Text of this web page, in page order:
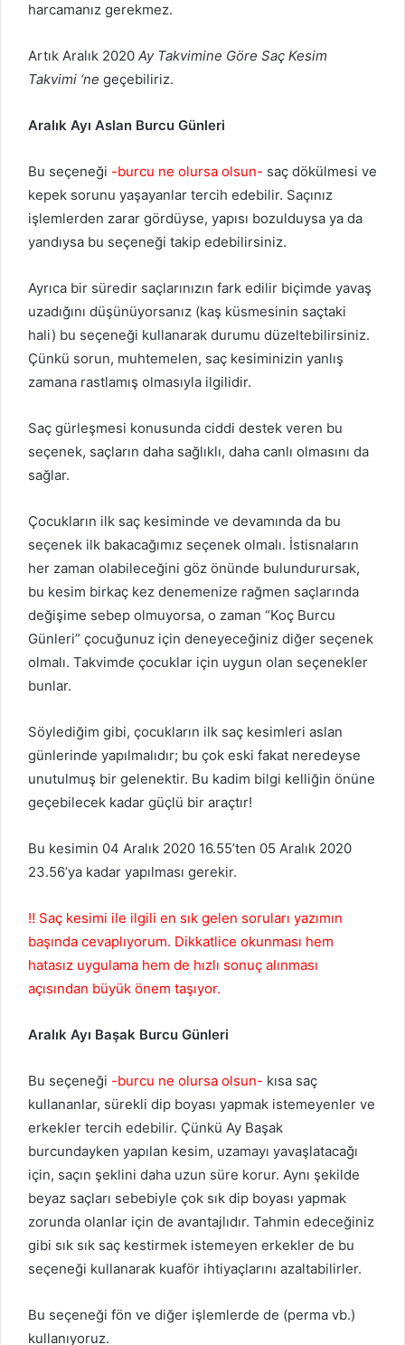
harcamanız gerekmez.
Artık Aralık 2020 Ay Takvimine Göre Saç Kesim
Takvimi ‘ne geçebiliriz.
Aralık Ayı Aslan Burcu Günleri
Bu seçeneği -burcu ne olursa olsun- saç dökülmesi ve
kepek sorunu yaşayanlar tercih edebilir. Saçınız
işlemlerden zarar gördüyse, yapısı bozulduysa ya da
yandıysa bu seçeneği takip edebilirsiniz.
Ayrıca bir süredir saçlarınızın fark edilir biçimde yavaş
uzadığını düşünüyorsanız (kaş küsmesinin saçtaki
hali) bu seçeneği kullanarak durumu düzeltebilirsiniz.
Çünkü sorun, muhtemelen, saç kesiminizin yanlış
zamana rastlamış olmasıyla ilgilidir.
Saç gürleşmesi konusunda ciddi destek veren bu
seçenek, saçların daha sağlıklı, daha canlı olmasını da
sağlar.
Çocukların ilk saç kesiminde ve devamında da bu
seçenek ilk bakacağımız seçenek olmalı. İstisnaların
her zaman olabileceğini göz önünde bulundurursak,
bu kesim birkaç kez denemenize rağmen saçlarında
değişime sebep olmuyorsa, o zaman “Koç Burcu
Günleri” çocuğunuz için deneyeceğiniz diğer seçenek
olmalı. Takvimde çocuklar için uygun olan seçenekler
bunlar.
Söylediğim gibi, çocukların ilk saç kesimleri aslan
günlerinde yapılmalıdır; bu çok eski fakat neredeyse
unutulmuş bir gelenektir. Bu kadim bilgi kelliğin önüne
geçebilecek kadar güçlü bir araçtır!
Bu kesimin 04 Aralık 2020 16.55’ten 05 Aralık 2020
23.56’ya kadar yapılması gerekir.
‼️ Saç kesimi ile ilgili en sık gelen soruları yazımın
başında cevaplıyorum. Dikkatlice okunması hem
hatasız uygulama hem de hızlı sonuç alınması
açısından büyük önem taşıyor.
Aralık Ayı Başak Burcu Günleri
Bu seçeneği -burcu ne olursa olsun- kısa saç
kullananlar, sürekli dip boyası yapmak istemeyenler ve
erkekler tercih edebilir. Çünkü Ay Başak
burcundayken yapılan kesim, uzamayı yavaşlatacağı
için, saçın şeklini daha uzun süre korur. Aynı şekilde
beyaz saçları sebebiyle çok sık dip boyası yapmak
zorunda olanlar için de avantajlıdır. Tahmin edeceğiniz
gibi sık sık saç kestirmek istemeyen erkekler de bu
seçeneği kullanarak kuaför ihtiyaçlarını azaltabilirler.
Bu seçeneği fön ve diğer işlemlerde de (perma vb.)
kullanıyoruz.